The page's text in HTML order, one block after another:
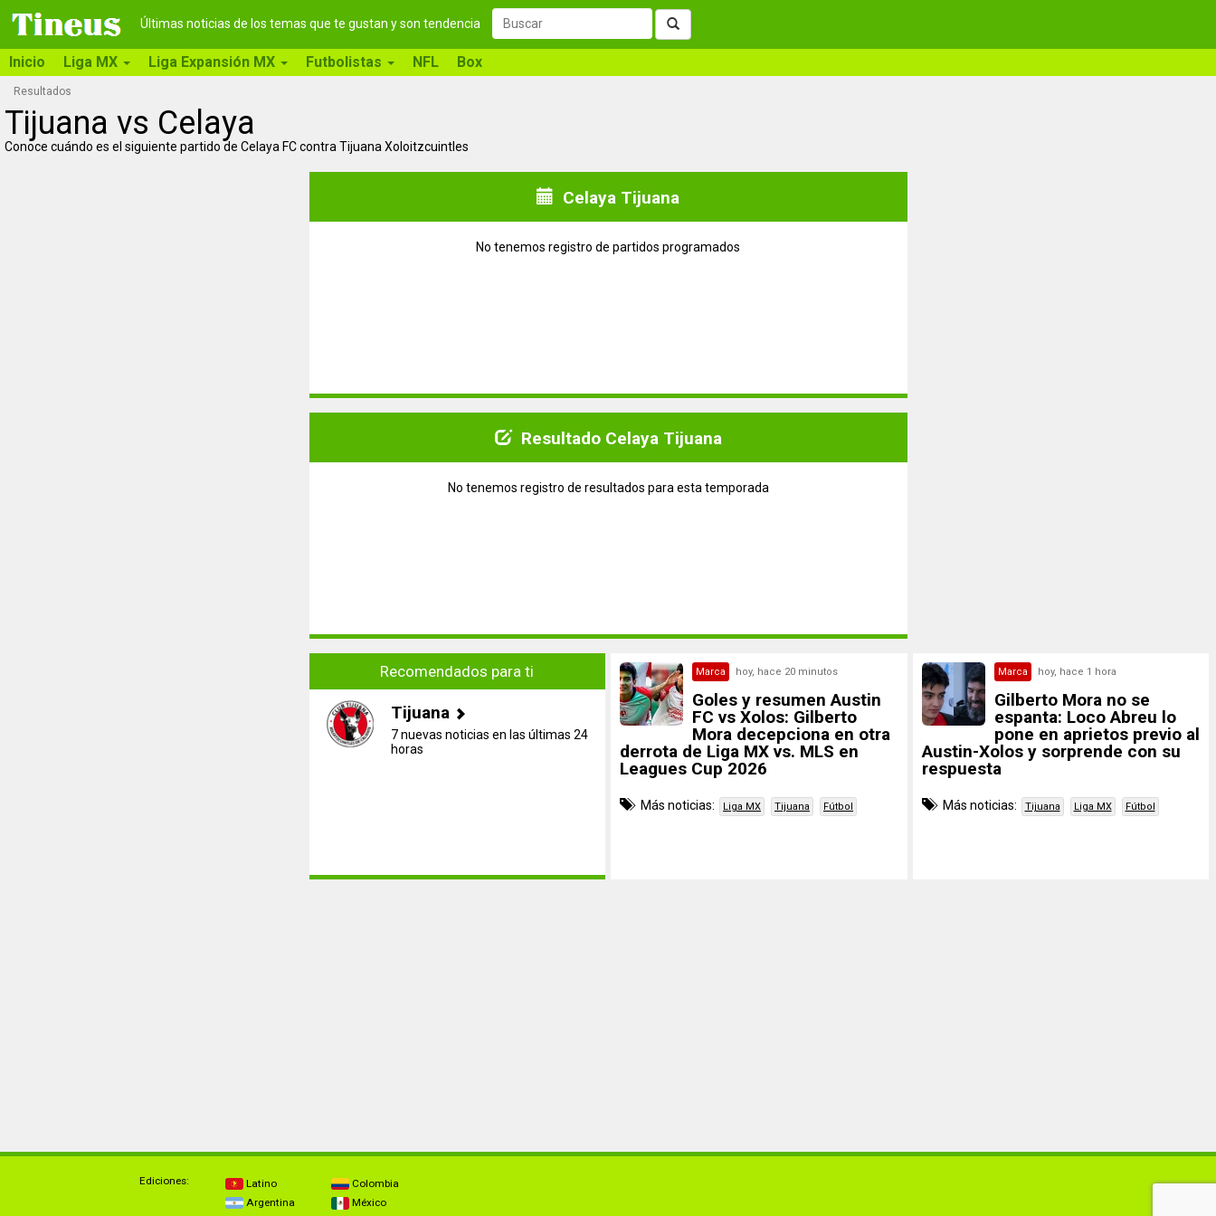
Últimas noticias de los temas que te gustan y son tendencia
Inicio Liga MX Liga Expansión MX Futbolistas NFL Box
Resultados
Tijuana vs Celaya
Conoce cuándo es el siguiente partido de Celaya FC contra Tijuana Xoloitzcuintles
Celaya Tijuana
No tenemos registro de partidos programados
Resultado Celaya Tijuana
No tenemos registro de resultados para esta temporada
Recomendados para ti
Tijuana
7 nuevas noticias en las últimas 24
horas
Marca hoy, hace 20 minutos
Goles y resumen Austin
FC vs Xolos: Gilberto
Mora decepciona en otra
derrota de Liga MX vs. MLS en
Leagues Cup 2026
Más noticias: Liga MX Tijuana Fútbol
Marca hoy, hace 1 hora
Gilberto Mora no se
espanta: Loco Abreu lo
pone en aprietos previo al
Austin-Xolos y sorprende con su
respuesta
Más noticias: Tijuana Liga MX Fútbol
Ediciones:
Latino
Argentina
Colombia
México